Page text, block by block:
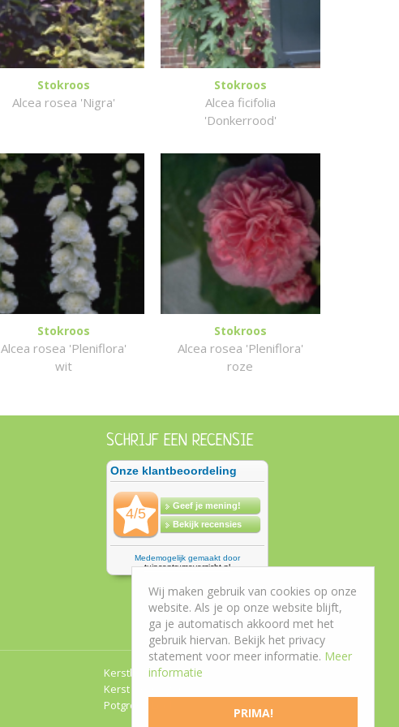
Stokroos
Alcea rosea 'Nigra'
Stokroos
Alcea ficifolia
'Donkerrood'
Stokroos
Alcea rosea 'Pleniflora'
wit
Stokroos
Alcea rosea 'Pleniflora'
roze
SCHRIJF EEN RECENSIE
Kerstboom Roden
Kerst Groningen
Potgrond Leek
PRIMA!
Wij maken gebruik van cookies op onze
website. Als je op onze website blijft,
ga je automatisch akkoord met het
gebruik hiervan. Bekijk het privacy
statement voor meer informatie. Meer
informatie